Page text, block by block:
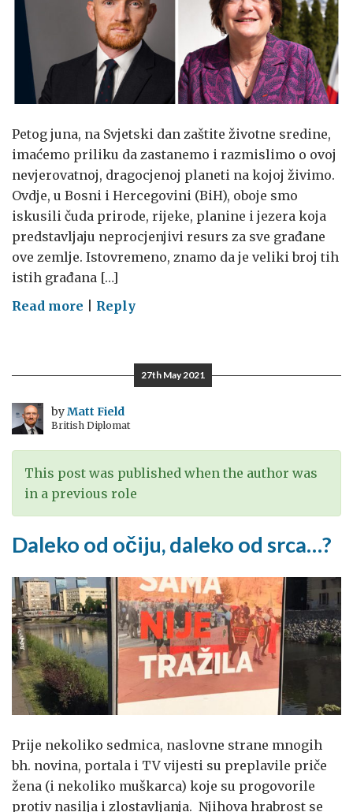
Petog juna, na Svjetski dan zaštite životne sredine,
imaćemo priliku da zastanemo i razmislimo o ovoj
nevjerovatnoj, dragocjenoj planeti na kojoj živimo.
Ovdje, u Bosni i Hercegovini (BiH), oboje smo
iskusili čuda prirode, rijeke, planine i jezera koja
predstavljaju neprocjenjivi resurs za sve građane
ove zemlje. Istovremeno, znamo da je veliki broj tih
istih građana […]
Read more on
Glazgova,
i
diljem
svijeta
Reply
27th May 2021
byMatt Field
British Diplomat
This post was published when the author was
in a previous role
Daleko od očiju, daleko od srca…?
Prije nekoliko sedmica, naslovne strane mnogih
bh. novina, portala i TV vijesti su preplavile priče
žena (i nekoliko muškarca) koje su progovorile
protiv nasilja i zlostavljanja. Njihova hrabrost se